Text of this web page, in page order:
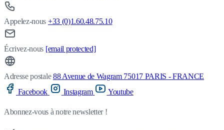
Appelez-nous +33 (0)1.60.48.75.10
Écrivez-nous [email protected]
Adresse postale 88 Avenue de Wagram 75017 PARIS - FRANCE
Facebook
Instagram Youtube
Abonnez-vous à notre newsletter !